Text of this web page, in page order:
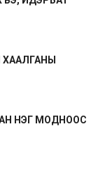
НЭГ МОДНООС